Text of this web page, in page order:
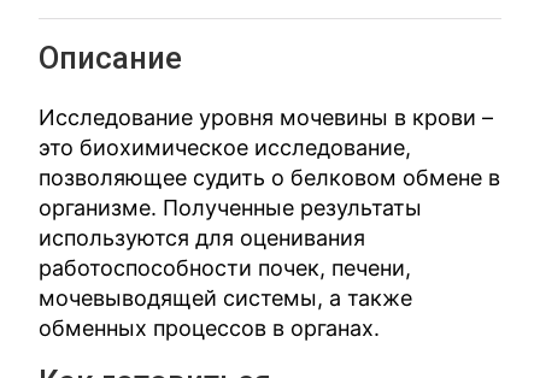
Описание
Исследование уровня мочевины в крови –
это биохимическое исследование,
позволяющее судить о белковом обмене в
организме. Полученные результаты
используются для оценивания
работоспособности почек, печени,
мочевыводящей системы, а также
обменных процессов в органах.